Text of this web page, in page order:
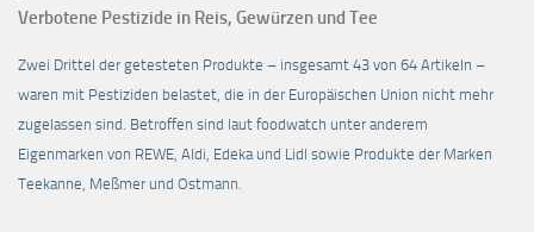
Verbotene Pestizide in Reis, Gewürzen und Tee
Zwei Drittel der getesteten Produkte – insgesamt 43 von 64 Artikeln –
waren mit Pestiziden belastet, die in der Europäischen Union nicht mehr
zugelassen sind. Betroffen sind laut foodwatch unter anderem
Eigenmarken von REWE, Aldi, Edeka und Lidl sowie Produkte der Marken
Teekanne, Meßmer und Ostmann.